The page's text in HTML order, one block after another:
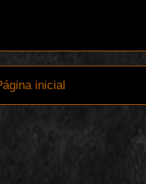
inicial